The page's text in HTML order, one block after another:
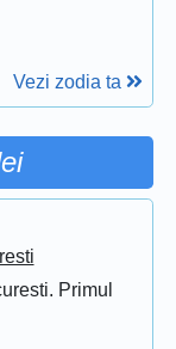
Vezi zodia ta
Primul